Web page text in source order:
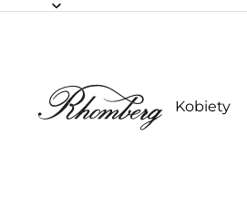
Kobiety